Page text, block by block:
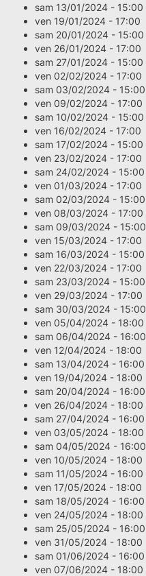
sam 13/01/2024 - 15:00
ven 19/01/2024 - 17:00
sam 20/01/2024 - 15:00
ven 26/01/2024 - 17:00
sam 27/01/2024 - 15:00
ven 02/02/2024 - 17:00
sam 03/02/2024 - 15:00
ven 09/02/2024 - 17:00
sam 10/02/2024 - 15:00
ven 16/02/2024 - 17:00
sam 17/02/2024 - 15:00
ven 23/02/2024 - 17:00
sam 24/02/2024 - 15:00
ven 01/03/2024 - 17:00
sam 02/03/2024 - 15:00
ven 08/03/2024 - 17:00
sam 09/03/2024 - 15:00
ven 15/03/2024 - 17:00
sam 16/03/2024 - 15:00
ven 22/03/2024 - 17:00
sam 23/03/2024 - 15:00
ven 29/03/2024 - 17:00
sam 30/03/2024 - 15:00
ven 05/04/2024 - 18:00
sam 06/04/2024 - 16:00
ven 12/04/2024 - 18:00
sam 13/04/2024 - 16:00
ven 19/04/2024 - 18:00
sam 20/04/2024 - 16:00
ven 26/04/2024 - 18:00
sam 27/04/2024 - 16:00
ven 03/05/2024 - 18:00
sam 04/05/2024 - 16:00
ven 10/05/2024 - 18:00
sam 11/05/2024 - 16:00
ven 17/05/2024 - 18:00
sam 18/05/2024 - 16:00
ven 24/05/2024 - 18:00
sam 25/05/2024 - 16:00
ven 31/05/2024 - 18:00
sam 01/06/2024 - 16:00
ven 07/06/2024 - 18:00